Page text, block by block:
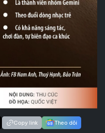
Copy link Theo dõi